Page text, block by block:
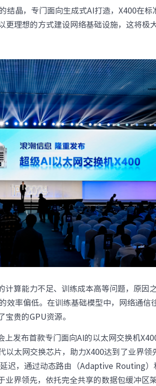
设施
统
· NF5466M6
· NF8480M6
整机柜服务器
· ORS3000S
高密度服务器
· i24G7
· i48M6
元脉网络>>
AIGC网络
· SC8670EL-128QH（X400）
· CN9500-64D
软件
· 智能运管平台ICE
数据中心
核心交换机
· CN12800
· CN9408H
汇聚/接入交换机
· CN9300H-48Y8C
· CN9200-48X6C
· SC6650EL-48L8D
· CN2610EA-48T4X
软件
· 智能云引擎ICE
结晶，专门面向生成式AI打造，X400在
更理想的方式建设网络基础设施，这将极
计算能力不足、训练成本高等问题，原因
效率偏低。在训练基础模型中，网络通信
贵的GPU资源。
发布首款专门面向AI的以太网交换机
太网交换芯片，助力X400达到了业界领
迟，通过动态路由（Adaptive Routing）
界领先，依托完全共享的数据包缓冲区